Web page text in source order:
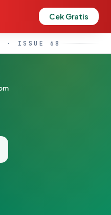
Cek Gratis
· ISSUE 68